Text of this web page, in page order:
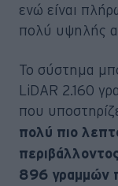
ενώ είναι
πολύ υψηλής
Το σύστημα
LiDAR 2.160
που
πολύ πιο
896 γραμμών